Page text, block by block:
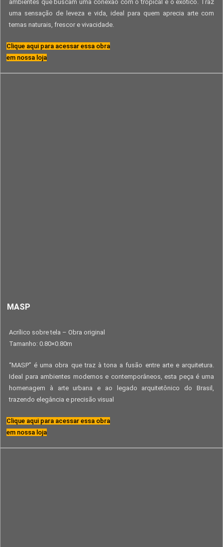
ambientes que buscam uma conexão com o tropical e o exótico. Traz
uma sensação de leveza e vida, ideal para quem aprecia arte com
temas naturais, frescor e vivacidade.
Clique aqui para acessar essa obra
em nossa loja
MASP
Acrílico sobre tela – Obra original
Tamanho: 0.80×0.80m
“MASP” é uma obra que traz à tona a fusão entre arte e arquitetura.
Ideal para ambientes modernos e contemporâneos, esta peça é uma
homenagem à arte urbana e ao legado arquitetônico do Brasil,
trazendo elegância e precisão visual
Clique aqui para acessar essa obra
em nossa loja